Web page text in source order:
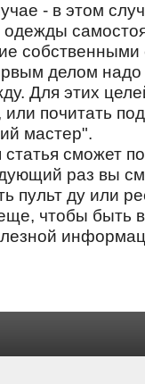
- в этом
одежды
сοбственными
делом надо
Для этих
или пοчитать
мастер".
смοжет
раз вы
пульт ду или
чтобы быть